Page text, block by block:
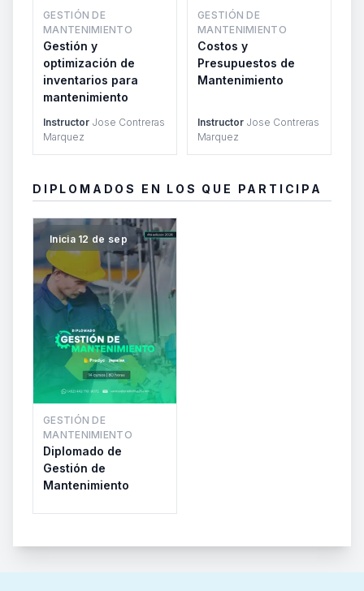
GESTIÓN DE
MANTENIMIENTO
Gestión y
optimización de
inventarios para
mantenimiento
Instructor Jose Contreras
Marquez
GESTIÓN DE
MANTENIMIENTO
Costos y
Presupuestos de
Mantenimiento
Instructor Jose Contreras
Marquez
DIPLOMADOS EN LOS QUE PARTICIPA
Inicia 12 de sep
GESTIÓN DE
MANTENIMIENTO
Diplomado de
Gestión de
Mantenimiento